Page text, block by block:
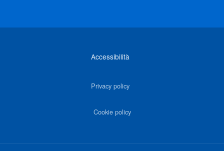
Accessibilità
Privacy policy
Cookie policy